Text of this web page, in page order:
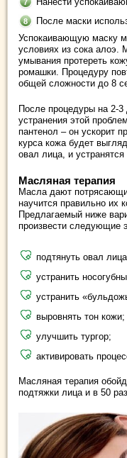
После маски
Успокаивающую маску
условиях из сока алоэ.
умывания протереть
ромашки. Процедуру
общей сложности до 8
После процедуры на 2-
устранения этой
пантенол – он ускорит
курса кожа будет
овал лица, и
Масляная терапия
Масла дают
научится правильно их
Предлагаемый ниже
произвести следующие
подтянуть овал
устранить
устранить
выровнять тон кожи;
улучшить тургор;
активировать
Масляная терапия
подтяжки лица и в 50